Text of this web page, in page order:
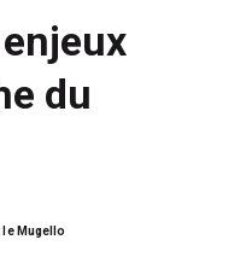
du
le Mugello